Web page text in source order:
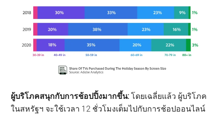
ผู้บริโภคสนุกกับการช้อปปิ้งมากขึ้น:โดยเฉลี่ยแล้ว ผู้บริโภค
ในสหรัฐฯ จะใช้เวลา 12 ชั่วโมงเต็มไปกับการช้อปออนไลน์